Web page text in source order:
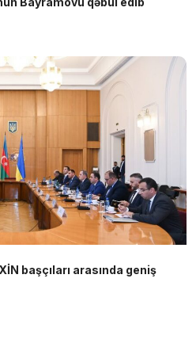
başçıları arasında geniş